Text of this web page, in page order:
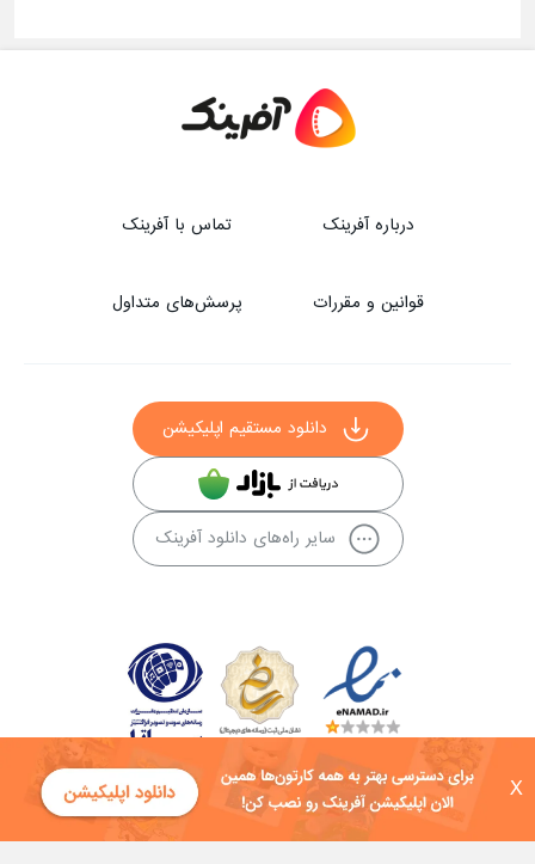
X
درباره آفرینک تماس با آفرینک
قوانین و مقررات پرسش‌های متداول
دانلود مستقیم اپلیکیشن
سایر راه‌های دانلود آفرینک
کلیه حقوق این سایت به شرکت توسعه فناوی هفت آسمان توکان تعلق دارد و